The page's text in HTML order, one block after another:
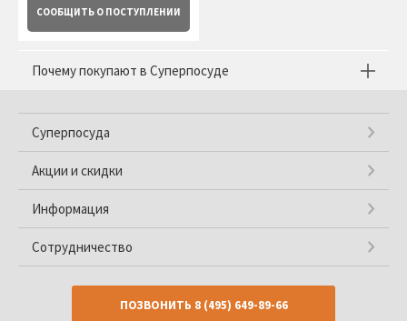
СООБЩИТЬ О ПОСТУПЛЕНИИ
Почему покупают в Суперпосуде
Суперпосуда
Акции и скидки
Информация
Сотрудничество
ПОЗВОНИТЬ 8 (495) 649-89-66